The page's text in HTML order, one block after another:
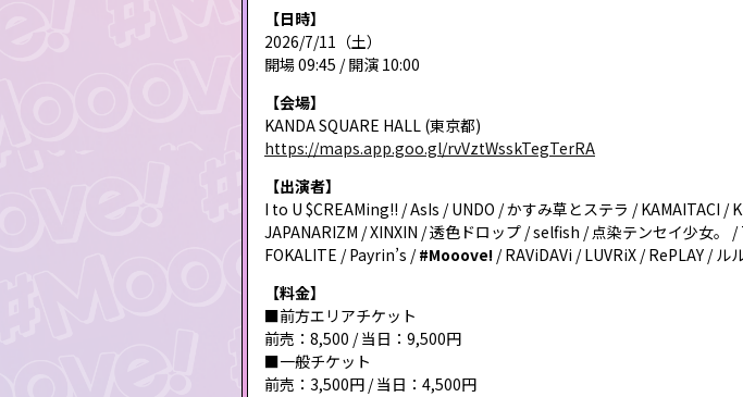
【日時】
2026/7/11（土）
開場 09:45 / 開演 10:00
【会場】
KANDA SQUARE HALL (東京都)
https://maps.app.goo.gl/rvVztWsskTegTerRA
【出演者】
I to U $CREAMing!! / AsIs / UNDO / かすみ草とステラ / KAMAITACI
JAPANARIZM / XINXIN / 透色ドロップ / selfish / 点染テンセイ少女
FOKALITE / Payrin’s /#Mooove! / RAViDAVi / LUVRiX / RePLAY / ル
【料金】
■前方エリアチケット
前売：8,500 / 当日：9,500円
■一般チケット
前売：3,500円 / 当日：4,500円